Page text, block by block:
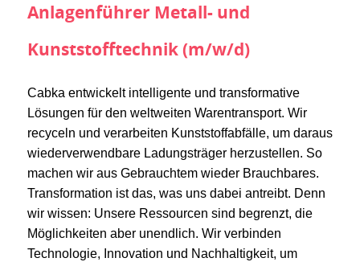
Anlagenführer Metall- und
Kunststofftechnik (m/w/d)
Cabka entwickelt intelligente und transformative
Lösungen für den weltweiten Warentransport. Wir
recyceln und verarbeiten Kunststoffabfälle, um daraus
wiederverwendbare Ladungsträger herzustellen. So
machen wir aus Gebrauchtem wieder Brauchbares.
Transformation ist das, was uns dabei antreibt. Denn
wir wissen: Unsere Ressourcen sind begrenzt, die
Möglichkeiten aber unendlich. Wir verbinden
Technologie, Innovation und Nachhaltigkeit, um